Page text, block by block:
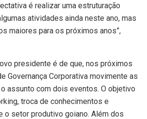
é realizar uma estruturação
atividades ainda neste ano, mas
maiores para os próximos anos”,
presidente é de que, nos próximos
Governança Corporativa movimente as
assunto com dois eventos. O objetivo
troca de conhecimentos e
o setor produtivo goiano. Além dos